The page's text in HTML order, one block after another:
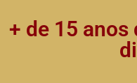
+ de 15